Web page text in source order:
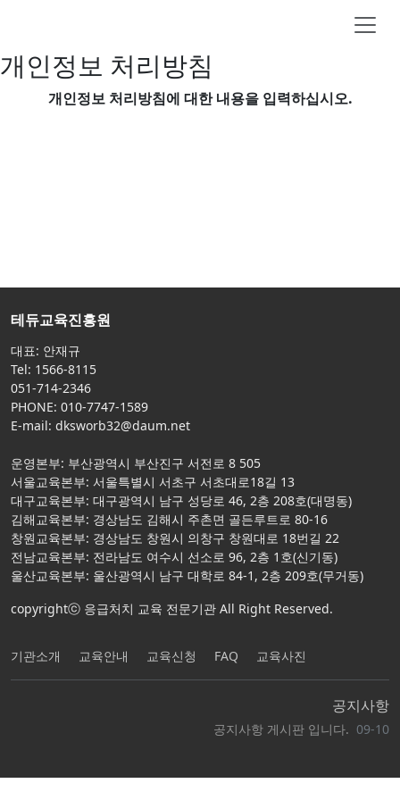
개인정보 처리방침
개인정보 처리방침에 대한 내용을 입력하십시오.
테듀교육진흥원
대표: 안재규
Tel: 1566-8115
051-714-2346
PHONE: 010-7747-1589
E-mail: dksworb32@daum.net
운영본부: 부산광역시 부산진구 서전로 8 505
서울교육본부: 서울특별시 서초구 서초대로18길 13
대구교육본부: 대구광역시 남구 성당로 46, 2층 208호(대명동)
김해교육본부: 경상남도 김해시 주촌면 골든루트로 80-16
창원교육본부: 경상남도 창원시 의창구 창원대로 18번길 22
전남교육본부: 전라남도 여수시 선소로 96, 2층 1호(신기동)
울산교육본부: 울산광역시 남구 대학로 84-1, 2층 209호(무거동)
copyrightⓒ 응급처치 교육 전문기관 All Right Reserved.
기관소개 교육안내 교육신청 FAQ 교육사진
공지사항
공지사항 게시판 입니다. 09-10